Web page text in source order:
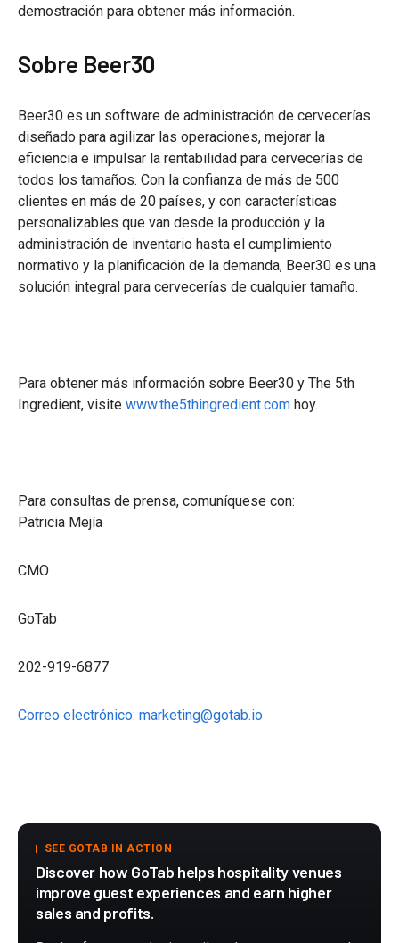
demostración para obtener más información.
Sobre Beer30
Beer30 es un software de administración de cervecerías
diseñado para agilizar las operaciones, mejorar la
eficiencia e impulsar la rentabilidad para cervecerías de
todos los tamaños. Con la confianza de más de 500
clientes en más de 20 países, y con características
personalizables que van desde la producción y la
administración de inventario hasta el cumplimiento
normativo y la planificación de la demanda, Beer30 es una
solución integral para cervecerías de cualquier tamaño.
Para obtener más información sobre Beer30 y The 5th
Ingredient, visite www.the5thingredient.com hoy.
Para consultas de prensa, comuníquese con:
Patricia Mejía
CMO
GoTab
202-919-6877
Correo electrónico: marketing@gotab.io
SEE GOTAB IN ACTION
Discover how GoTab helps hospitality venues
improve guest experiences and earn higher
sales and profits.